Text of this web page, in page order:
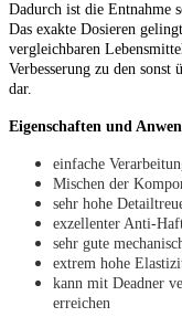
Dadurch ist die Entnahme
Das exakte Dosieren
vergleichbaren
Verbesserung zu den sonst
dar.
Eigenschaften und
einfache
Mischen der
sehr hohe
exzellenter Anti-
sehr gute
extrem hohe
kann mit Deadner
erreichen